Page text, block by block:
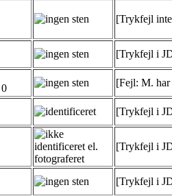
[Trykfejl
[Trykfejl i
0 [Fejl: M. har
[Trykfejl i
[Trykfejl i
[Trykfejl i